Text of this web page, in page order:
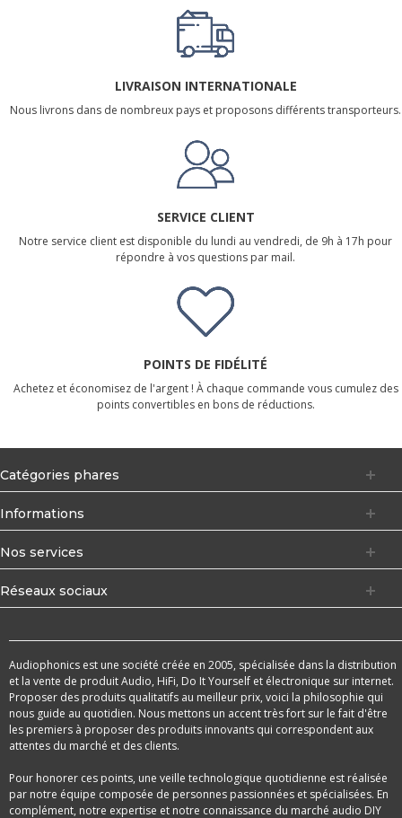
LIVRAISON INTERNATIONALE
Nous livrons dans de nombreux pays et proposons différents transporteurs.
SERVICE CLIENT
Notre service client est disponible du lundi au vendredi, de 9h à 17h pour
répondre à vos questions par mail.
POINTS DE FIDÉLITÉ
Achetez et économisez de l'argent ! À chaque commande vous cumulez des
points convertibles en bons de réductions.
Catégories phares
Informations
Nos services
Réseaux sociaux
Audiophonics est une société créée en 2005, spécialisée dans la distribution
et la vente de produit Audio, HiFi, Do It Yourself et électronique sur internet.
Proposer des produits qualitatifs au meilleur prix, voici la philosophie qui
nous guide au quotidien. Nous mettons un accent très fort sur le fait d'être
les premiers à proposer des produits innovants qui correspondent aux
attentes du marché et des clients.
Pour honorer ces points, une veille technologique quotidienne est réalisée
par notre équipe composée de personnes passionnées et spécialisées. En
complément, notre expertise et notre connaissance du marché audio DIY